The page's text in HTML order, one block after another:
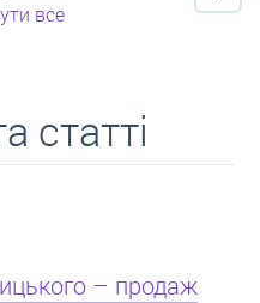
все
статті
іпотека